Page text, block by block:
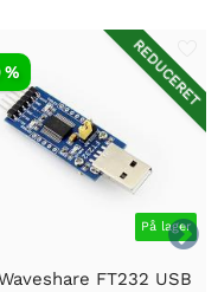

REDUCERET
På lager
%
FT232 USB